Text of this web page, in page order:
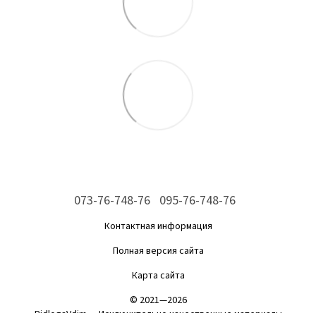
073-76-748-76 095-76-748-76
Контактная информация
Полная версия сайта
Карта сайта
© 2021—2026